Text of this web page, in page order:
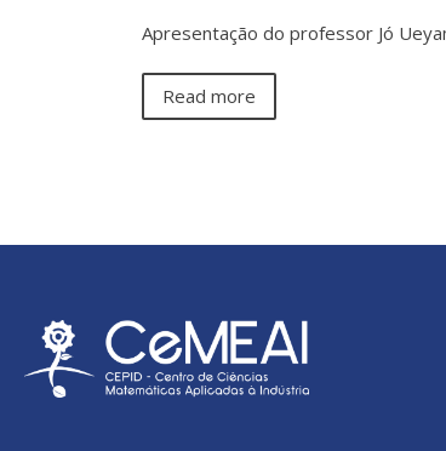
Apresentação do professor Jó
Read more